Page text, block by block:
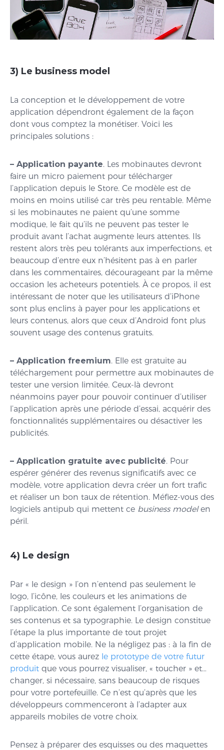
3) Le business model
La conception et le développement de votre
application dépendront également de la façon
dont vous comptez la monétiser. Voici les
principales solutions :
– Application payante. Les mobinautes devront
faire un micro paiement pour télécharger
l’application depuis le Store. Ce modèle est de
moins en moins utilisé car très peu rentable. Même
si les mobinautes ne paient qu’une somme
modique, le fait qu’ils ne peuvent pas tester le
produit avant l’achat augmente leurs attentes. Ils
restent alors très peu tolérants aux imperfections, et
beaucoup d’entre eux n’hésitent pas à en parler
dans les commentaires, décourageant par la même
occasion les acheteurs potentiels. À ce propos, il est
intéressant de noter que les utilisateurs d’iPhone
sont plus enclins à payer pour les applications et
leurs contenus, alors que ceux d’Android font plus
souvent usage des contenus gratuits.
– Application freemium. Elle est gratuite au
téléchargement pour permettre aux mobinautes de
tester une version limitée. Ceux-là devront
néanmoins payer pour pouvoir continuer d’utiliser
l’application après une période d’essai, acquérir des
fonctionnalités supplémentaires ou désactiver les
publicités.
– Application gratuite avec publicité. Pour
espérer générer des revenus significatifs avec ce
modèle, votre application devra créer un fort trafic
et réaliser un bon taux de rétention. Méfiez-vous des
logiciels antipub qui mettent ce business modelen
péril.
4) Le design
Par « le design » l’on n’entend pas seulement le
logo, l’icône, les couleurs et les animations de
l’application. Ce sont également l’organisation de
ses contenus et sa typographie. Le design constitue
l’étape la plus importante de tout projet
d’application mobile. Ne la négligez pas : à la fin de
cette étape, vous aurez le prototype de votre futur
produit que vous pourrez visualiser, « toucher » et…
changer, si nécessaire, sans beaucoup de risques
pour votre portefeuille. Ce n’est qu’après que les
développeurs commenceront à l’adapter aux
appareils mobiles de votre choix.
Pensez à préparer des esquisses ou des maquettes